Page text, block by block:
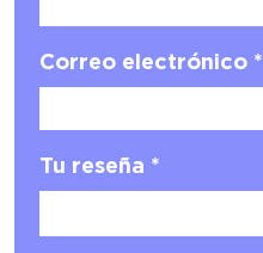
Correo electrónico *
Tu reseña *